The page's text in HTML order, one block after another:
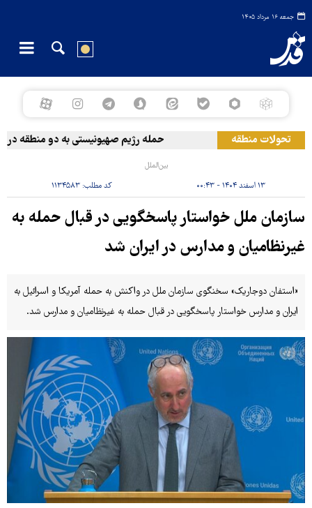
جمعه ۱۶ مرداد ۱۴۰۵
تحولات منطقه حمله رژیم صهیونیستی به دو منطقه در
بین‌الملل
۱۳ اسفند ۱۴۰۴ - ۰۰:۴۳ کد مطلب:۱۱۳۴۵۸۳
سازمان ملل خواستار پاسخگویی در قبال حمله به
غیرنظامیان و مدارس در ایران شد
«استفان دوجاریک» سخنگوی سازمان ملل در واکنش به حمله آمریکا و اسرائیل به
ایران و مدارس خواستار پاسخگویی در قبال حمله به غیرنظامیان و مدارس شد.